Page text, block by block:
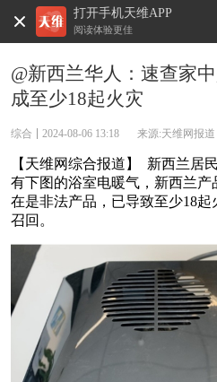
打开手机天维APP
阅读体验更佳
天维新
@新西兰华人：速查家
成至少18起火灾
综合 2024-08-06 13:18 来源:天维网报道
【天维网综合报道】 新西兰居
有下图的浴室电暖气，新西兰
在是非法产品，已导致至少18
召回。